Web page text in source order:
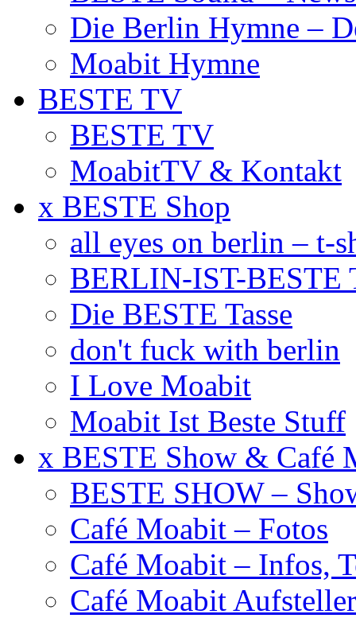
Die Berlin Hymne –
Moabit Hymne
BESTE TV
BESTE TV
MoabitTV & Kontakt
x BESTE Shop
all eyes on berlin – t-
BERLIN-IST-BESTE
Die BESTE Tasse
don't fuck with berlin
I Love Moabit
Moabit Ist Beste Stuff
x BESTE Show & Café
BESTE SHOW –
Café Moabit – Fotos
Café Moabit – Infos,
Café Moabit Aufsteller